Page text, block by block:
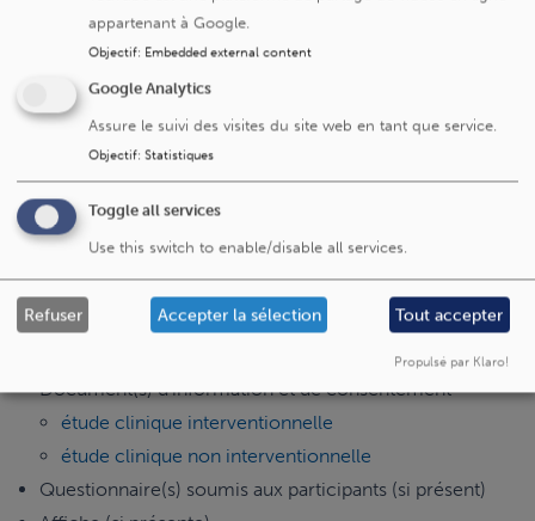
Formulaire de soumission
Document 1
rétrospective ou MCHR)
Protocole
Protocole type étude clinique
interventionnelle
Protocole type étude clinique non interventionnelle
Protocole type étude avec questionnaire
Protocole type étude clinique rétrospective
Résumé du protocole (1 page document word)
Document(s) d’information et de consentement
étude clinique interventionnelle
étude clinique non interventionnelle
Questionnaire(s) soumis aux participants (si présent)
appartenant à Google.
Objectif: Embedded external content
Google Analytics
Assure le suivi des visites du site web en tant que service.
Objectif: Statistiques
Toggle all services
Use this switch to enable/disable all services.
Refuser Accepter la sélection Tout accepter
Propulsé par Klaro!